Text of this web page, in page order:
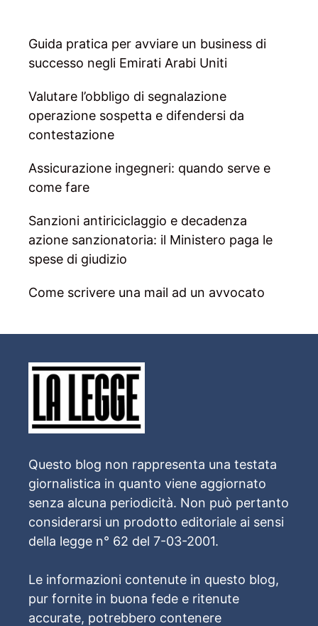
Guida pratica per avviare un business di
successo negli Emirati Arabi Uniti
Valutare l’obbligo di segnalazione
operazione sospetta e difendersi da
contestazione
Assicurazione ingegneri: quando serve e
come fare
Sanzioni antiriciclaggio e decadenza
azione sanzionatoria: il Ministero paga le
spese di giudizio
Come scrivere una mail ad un avvocato
Questo blog non rappresenta una testata
giornalistica in quanto viene aggiornato
senza alcuna periodicità. Non può pertanto
considerarsi un prodotto editoriale ai sensi
della legge n° 62 del 7-03-2001.
Le informazioni contenute in questo blog,
pur fornite in buona fede e ritenute
accurate, potrebbero contenere